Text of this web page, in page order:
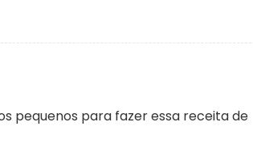
pequenos para fazer essa receita de